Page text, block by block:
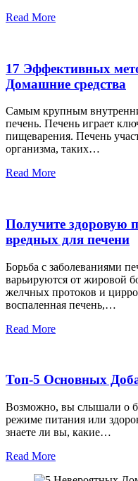
Read More
17 Эффективных
Домашние средства
Самым крупным
печень. Печень играет
пищеварения. Печень
организма, таких…
Read More
Получите здоровую
вредных для печени
Борьба с заболеваниями
варьируются от жировой
желчных протоков и
воспаленная печень,…
Read More
Топ-5 Основных
Возможно, вы слышали о
режиме питания или
знаете ли вы, какие…
Read More